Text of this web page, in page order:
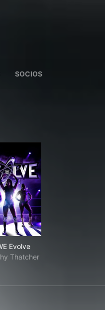
SOCIOS
Evolve
Thatcher